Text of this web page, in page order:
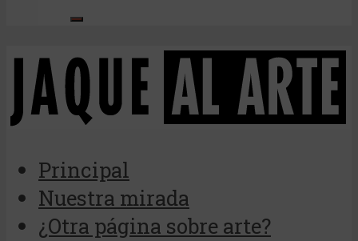
Principal
Nuestra mirada
¿Otra página sobre arte?